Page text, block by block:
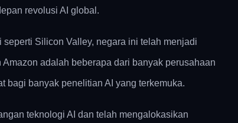
revolusi AI global.
Silicon Valley, negara ini telah menjadi
adalah beberapa dari banyak perusahaan
bagi banyak penelitian AI yang terkemuka.
teknologi AI dan telah mengalokasikan